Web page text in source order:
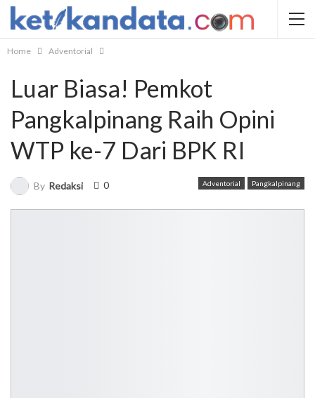
Home Adventorial
Luar Biasa! Pemkot
Pangkalpinang Raih Opini
WTP ke-7 Dari BPK RI
Adventorial Pangkalpinang
By Redaksi 0